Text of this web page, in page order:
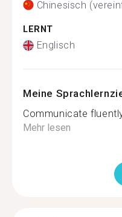
Chinesisch
LERNT
Englisch
Meine
Communicate
Mehr lesen